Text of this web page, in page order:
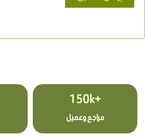
+150k
مراجع وعميل